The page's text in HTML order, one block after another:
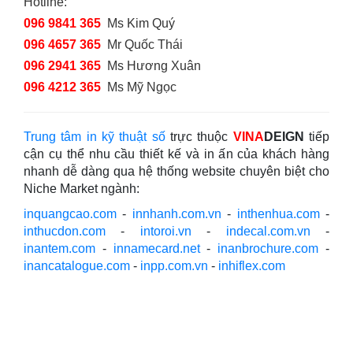
096 9841 365 Ms Kim Quý
096 4657 365 Mr Quốc Thái
096 2941 365 Ms Hương Xuân
096 4212 365 Ms Mỹ Ngọc
Trung tâm in kỹ thuật sốtrực thuộc VINA DEIGN tiếp
cận cụ thể nhu cầu thiết kế và in ấn của khách hàng
nhanh dễ dàng qua hệ thống website chuyên biệt cho
Niche Market ngành:
inquangcao.com - innhanh.com.vn - inthenhua.com-
inthucdon.com - intoroi.vn - indecal.com.vn -
inantem.com - innamecard.net- inanbrochure.com -
inancatalogue.com - inpp.com.vn - inhiflex.com